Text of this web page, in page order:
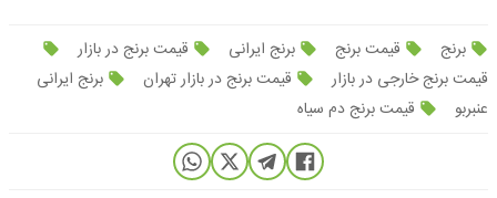
برنج قیمت برنج برنج ایرانی
قیمت برنج در بازار
قیمت برنج خارجی در بازار
قیمت برنج در بازار تهران
برنج ایرانی
عنبربو
قیمت برنج دم سیاه